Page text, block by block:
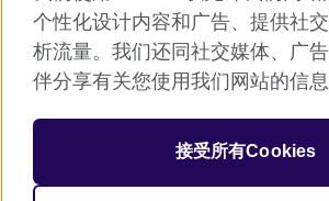
网站地图
ICP number: 京ICP备10044692号-8
京公网安备11010502045859号
个性化设计内容和广告、提供社
析流量。我们还同社交媒体、广
伴分享有关您使用我们网站的信息
接受所有Cookies